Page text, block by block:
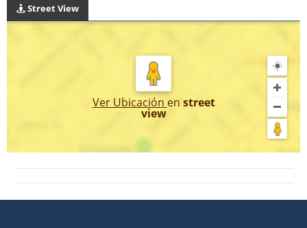
Street View
Ver Ubicación en street
view